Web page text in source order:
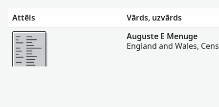
Attēls
Vārds, uzvārds
Vairāk
Auguste E Menuge
England and Wales,